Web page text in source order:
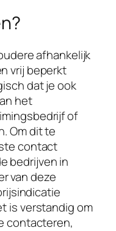
afhankelijk
vrij beperkt
dat je ook
het
of
Om dit te
contact
bedrijven in
van deze
is verstandig om
contacteren,